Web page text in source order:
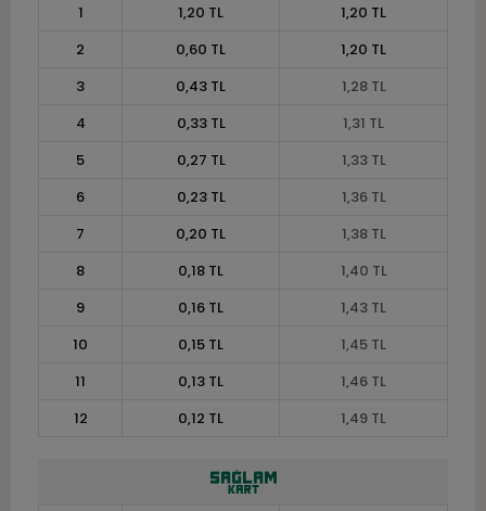
1
1,20 TL
1,20 TL
2
0,60 TL
1,20 TL
3
0,43 TL
1,28 TL
4
0,33 TL
1,31 TL
5
0,27 TL
1,33 TL
6
0,23 TL
1,36 TL
7
0,20 TL
1,38 TL
8
0,18 TL
1,40 TL
9
0,16 TL
1,43 TL
10
0,15 TL
1,45 TL
11
0,13 TL
1,46 TL
12
0,12 TL 1,49 TL